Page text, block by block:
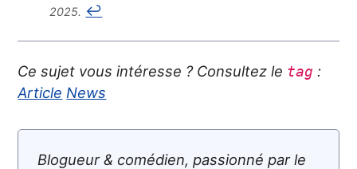
2025. ↩
Ce sujet vous intéresse ? Consultez le tag :
Article News
Blogueur & comédien, passionné par le